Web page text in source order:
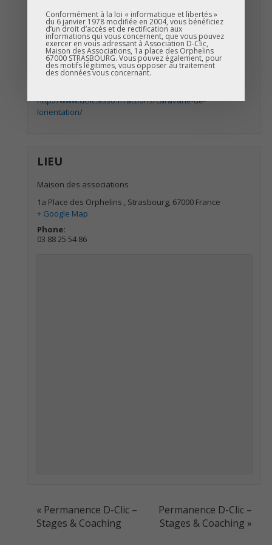
ORGANISATEUR
Association D-Clic
Phone:
03.69.14.46.82
http://www.dclic.asso.fr/actions/caravane-de-
lorientation/
LIEU
Maison des associations
1a Place des Orphelins , Strasbourg, 67000 France
+ Google Map
Phone:
03 88 25 54 86
EVENT
NAVIGATION
« Permanence D-Clic –
Stages & Coaching
Permanence D-Clic –
Stages & Coaching »
Conformément à la loi « informatique et libertés »
du 6 janvier 1978 modifiée en 2004, vous bénéficiez
d’un droit d’accès et de rectification aux
informations qui vous concernent, que vous pouvez
exercer en vous adressant à Association D-Clic,
Maison des Associations, 1a place des Orphelins
67000 STRASBOURG. Vous pouvez également, pour
des motifs légitimes, vous opposer au traitement
des données vous concernant.